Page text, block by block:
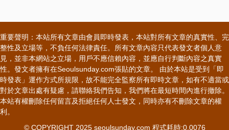
重要聲明：本站所有文章由會員即時發表，本站對所有文章的真實性、完
整性及立場等，不負任何法律責任。所有文章內容只代表發文者個人意
見，並非本網站之立場，用戶不應信賴內容，並應自行判斷內容之真實
性。發文者擁有在Seoulsunday.com張貼的文章。 由於本站是受到「即
時發表」運作方式所規限，故不能完全監察所有即時文章，如有不適當或
對於文章出處有疑慮，請聯絡我們告知，我們將在最短時間內進行撤除。
本站有權刪除任何留言及拒絕任何人士發文，同時亦有不刪除文章的權
利。
© COPYRIGHT 2025 seoulsunday.com 程式耗時:0.0076